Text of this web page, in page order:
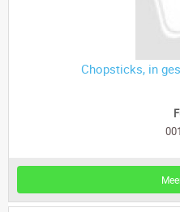
Chopsticks, in